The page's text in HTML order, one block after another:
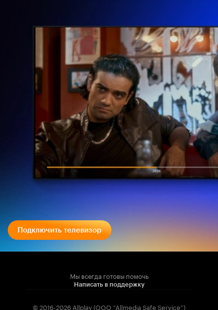
Подключить телевизор
Мы всегда готовы помочь
Написать в поддержку
© 2016-2026 Allplay (OOO “Allmedia Safe Service”)